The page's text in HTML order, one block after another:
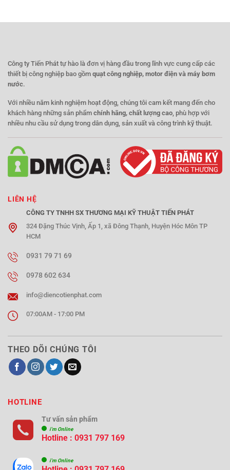
Công ty Tiến Phát tự hào là đơn vị hàng đầu trong lĩnh vực cung cấp các
thiết bị công nghiệp bao gồm quạt công nghiệp, motor điện và máy bơm
nước.
Với nhiều năm kinh nghiệm hoạt động, chúng tôi cam kết mang đến cho
khách hàng những sản phẩm chính hãng, chất lượng cao, phù hợp với
nhiều nhu cầu sử dụng trong dân dụng, sản xuất và công trình kỹ thuật.
LIÊN HỆ
CÔNG TY TNHH SX THƯƠNG MẠI KỸ THUẬT TIẾN PHÁT
324 Đặng Thúc Vịnh, Ấp 1, xã Đông Thạnh, Huyện Hóc Môn TP
HCM
0931 79 71 69
0978 602 634
info@diencotienphat.com
07:00AM - 17:00 PM
THEO DÕI CHÚNG TÔI
HOTLINE
Tư vấn sản phẩm
i'm Online
Hotline : 0931 797 169
i'm Online